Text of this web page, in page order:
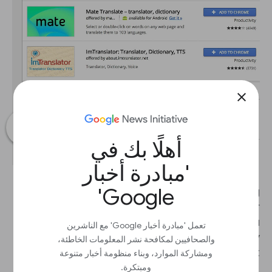
close
أهلًا بك في
'مبادرة أخبار
Google'
تعمل 'مبادرة أخبار Google' مع الناشرين
والصحافيين لمكافحة نشر المعلومات الخاطئة،
ومشاركة الموارد، وبناء منظومة أخبار متنوعة
ومبتكرة.
This can really speed up the process of verifying
photo captions, video descriptions and user
comments. If you use this feature frequently, you
can edit the extension settings to automatically
show translation every time you highlight text.